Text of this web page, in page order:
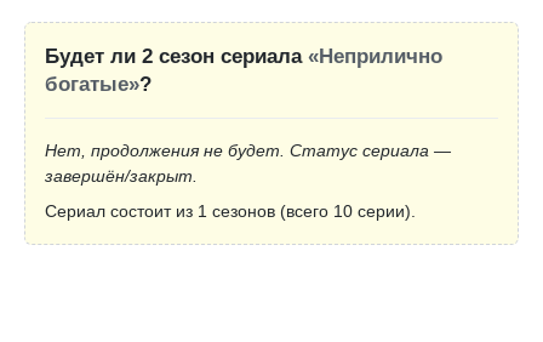
Будет ли 2 сезон сериала «Неприлично
богатые»?
Нет, продолжения не будет. Статус сериала —
завершён/закрыт.
Сериал состоит из 1 сезонов (всего 10 серии).